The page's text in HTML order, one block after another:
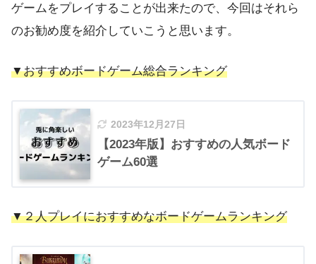
ゲームをプレイすることが出来たので、今回はそれら
のお勧め度を紹介していこうと思います。
▼おすすめボードゲーム総合ランキング
2023年12月27日
【2023年版】おすすめの人気ボード
ゲーム60選
▼２人プレイにおすすめなボードゲームランキング